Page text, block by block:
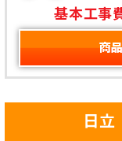
基本工事
日